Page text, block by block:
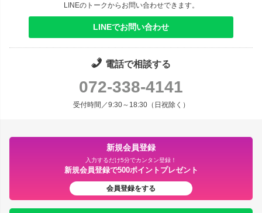
LINEのトークからお問い合わせできます。
LINEでお問い合わせ
電話で相談する
072-338-4141
受付時間／9:30～18:30（日祝除く）
新規会員登録
入力するだけ5分でカンタン登録！
新規会員登録で500ポイントプレゼント
会員登録をする